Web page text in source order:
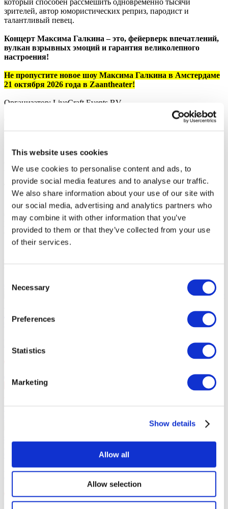
This website uses cookies
We use cookies to personalise content and ads, to
provide social media features and to analyse our traffic.
We also share information about your use of our site with
our social media, advertising and analytics partners who
may combine it with other information that you’ve
provided to them or that they’ve collected from your use
of their services.
Selection
Necessary
Preferences
Statistics
Marketing
Show details
Allow all
Allow selection
который способен рассмешить одновременно тысячи
зрителей, автор юмористических реприз, пародист и
талантливый певец.
Концерт Максима Галкина – это, фейерверк впечатлений,
вулкан взрывных эмоций и гарантия великолепного
настроения!
Не пропустите новое шоу Максима Галкина в Амстердаме
21 октября 2026 года в Zaantheater!
Организатор: LiveCraft Events BV
Поделиться
Стоимость билетов:100EUR
Кассовый сбор:
Общая стоимость:
10:00
08.10.26
Максим Галкин в Лодзи 8 октября
дверей 18:00.
Стэнд-Ап
08 окт Чт 19:00
Максим Галкин в Познани 9
Начало концерта 20:00. Открытие дверей 19:00.
Максим Галкин в Познани!